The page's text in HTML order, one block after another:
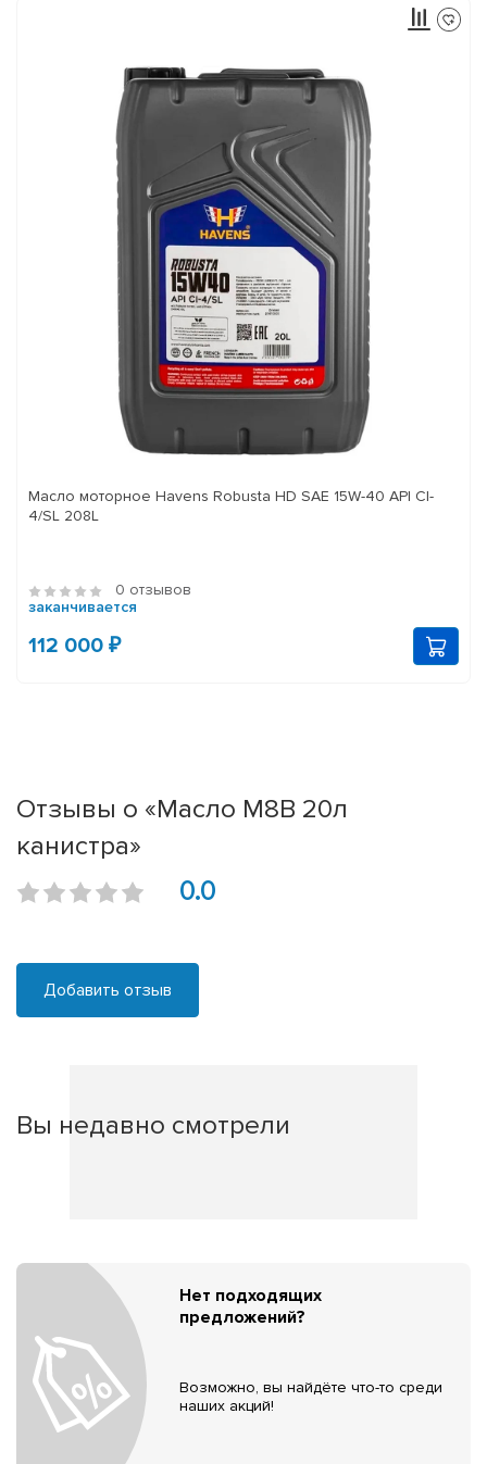
Масло моторное Havens Robusta HD SAE 15W-40 API CI-
4/SL 208L
0 отзывов
заканчивается
112 000 ₽
Отзывы о «Масло М8В 20л
канистра»
0.0
Добавить отзыв
Вы недавно смотрели
Нет подходящих
предложений?
Возможно, вы найдёте что-то среди
наших акций!